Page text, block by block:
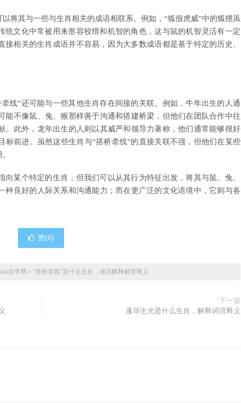
将其与一些与生肖相关的成语相联系。例如，“狐假虎威”中的狐狸虽
统文化中常被用来形容狡猾和机智的角色，这与鼠的机智灵活有一定
相关的生肖成语并不容易，因为大多数成语都是基于特定的历史、
线”还可能与一些其他生肖存在间接的关联。例如，牛年出生的人通
能不像鼠、兔、猴那样善于沟通和搭建桥梁，但他们在团队合作中往
。此外，龙年出生的人则以其威严和领导力著称，他们通常能够很好
标前进。虽然这些生肖与“搭桥牵线”的直接关联不强，但他们在某些
某个特定的生肖，但我们可以从其行为特征出发，将其与鼠、兔、
种良好的人际关系和沟通能力；而在更广泛的文化语境中，它则与各
赞(0)
自学网 » “搭桥牵线”是什么生肖，成语解释解答释义
下一篇
蓬荜生光是什么生肖，解释词语释义